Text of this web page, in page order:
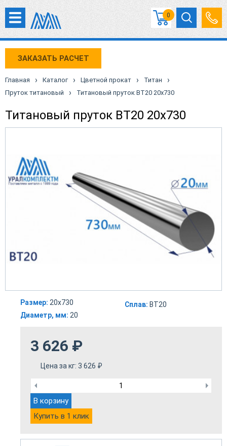
0
ЗАКАЗАТЬ РАСЧЕТ
Главная › Каталог › Цветной прокат › Титан ›
Пруток титановый › Титановый пруток ВТ20 20х730
Титановый пруток ВТ20 20х730
Размер: 20х730
Диаметр, мм: 20
Сплав: ВТ20
3 626 ₽
Цена за кг: 3 626 ₽
В корзину
Купить в 1 клик